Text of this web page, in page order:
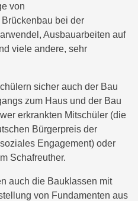
von
bei der
Ausbauarbeiten auf
viele andere, sehr
sicher auch der Bau
zum Haus und der Bau
erkrankten Mitschüler (die
Bürgerpreis der
Engagement) oder
Schafreuther.
auch die Bauklassen mit
von Fundamenten aus